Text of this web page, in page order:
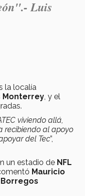
Luis
la localía
Monterrey, y el
viviendo allá,
recibiendo al apoyo
del Tec”,
un estadio de NFL
Mauricio
Borregos